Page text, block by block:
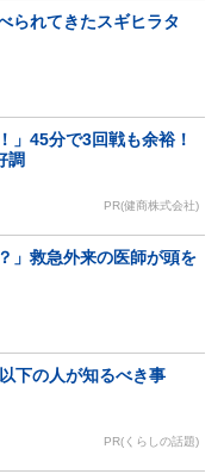
られてきたスギヒラタ
」45分で3回戦も余裕！
調
PR(健商株式会社)
」救急外来の医師が頭を
下の人が知るべき事
PR(くらしの話題)